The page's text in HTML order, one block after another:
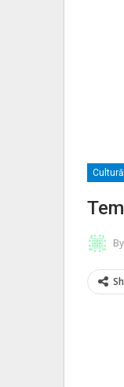
Cultură
By